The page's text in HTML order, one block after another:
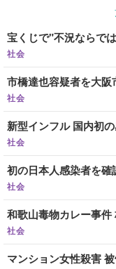
恋愛
コメントポスト
宝くじで"不況ならで
社会
市橋達也容疑者を大阪
社会
新型インフル 国内初
社会
初の日本人感染者を確
社会
和歌山毒物カレー事
社会
マンション女性殺害